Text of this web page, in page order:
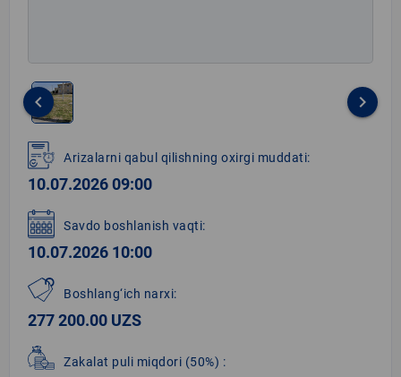
1
of
1
keyboard_arrow_left keyboard_arrow_right
Arizalarni qabul qilishning oxirgi muddati:
10.07.2026 09:00
Savdo boshlanish vaqti:
10.07.2026 10:00
Boshlang‘ich narxi:
277 200.00 UZS
Zakalat puli miqdori (50%) :